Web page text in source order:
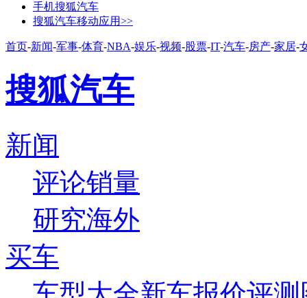
手机搜狐汽车
搜狐汽车移动应用>>
首页-新闻-军事-体育-NBA-娱乐-视频-股票-IT-汽车-房产-家居-
搜狐汽车
新闻
评论销量
研究海外
买车